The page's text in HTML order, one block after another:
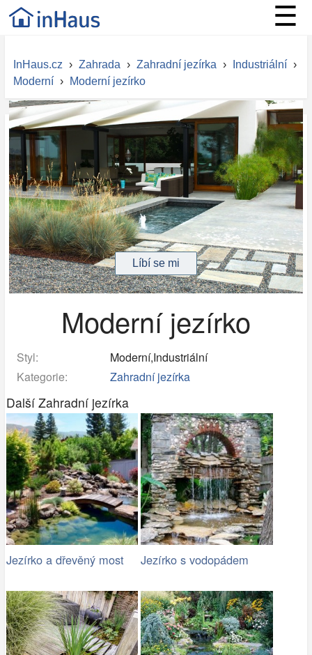
☰
InHaus.cz › Zahrada › Zahradní jezírka › Industriální ›
Moderní › Moderní jezírko
Moderní jezírko
Styl:
Moderní,Industriální
Kategorie:
Zahradní jezírka
Další Zahradní jezírka
Jezírko a dřevěný most Jezírko s vodopádem